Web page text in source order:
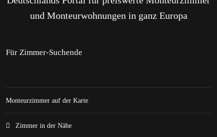
und Monteurwohnungen in ganz Europa
Für Zimmer-Suchende
Monteurzimmer auf der Karte
Zimmer in der Nähe